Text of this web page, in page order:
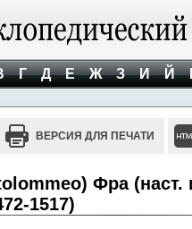
Г Д Е Ж З И Й
ВЕРСИЯ ДЛЯ ПЕЧАТИ
Фра (наст.
1517)